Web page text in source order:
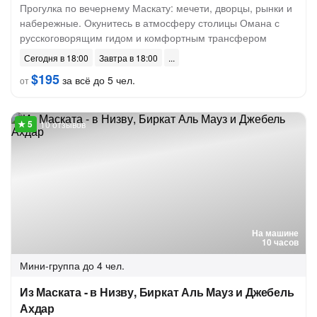
Прогулка по вечернему Маскату: мечети, дворцы, рынки и
набережные. Окунитесь в атмосферу столицы Омана с
русскоговорящим гидом и комфортным трансфером
Сегодня в 18:00
Завтра в 18:00
от$195 за всё до 5 чел.
На машине
10 часов
10 отзывов
Мини-группа до 4 чел.
Из Маската - в Низву, Биркат Аль Мауз и Джебель
Ахдар